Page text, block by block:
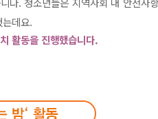
데요.
활동을 진행했습니다.